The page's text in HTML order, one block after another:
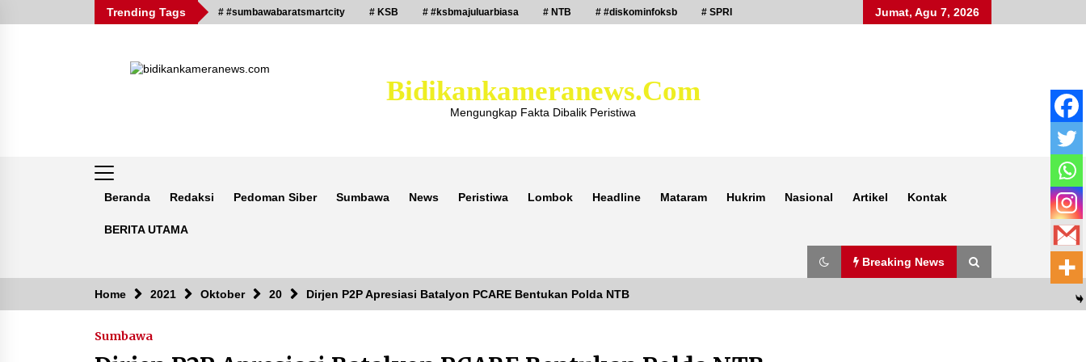
to
Trending Tags # #sumbawabaratsmartcity # KSB # #ksbmajuluarbiasa # NTB # #diskominfoksb # SPRI Jumat, Agu 7, 2026
Bidikankameranews.com
Mengungkap Fakta Dibalik Peristiwa
Beranda Redaksi Pedoman Siber Sumbawa News Peristiwa Lombok Headline Mataram Hukrim Nasional Artikel Kontak
BERITA UTAMA
Breaking News
Breaking News
Kejaksaan KSB Mulai Lidik Mafia
Tanah Desa Sekongkang Bawah
Sepayung Kec. Plampang, Polres
Briptu Juanda, Edukasi Masyarakat
Home 2021 Oktober 20 Dirjen P2P Apresiasi Batalyon PCARE Bentukan Polda NTB
Sumbawa